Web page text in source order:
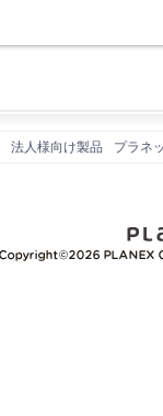
法人様向け製品 プラネ